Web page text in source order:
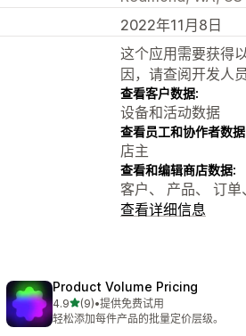
2022年11月8日
这个应用需要获得
因，请查阅开发人
查看客户数据:
设备和活动数据
查看员工和协作者数
店主
查看和编辑商店数据:
客户、 产品、 订
查看详细信息
Product Volume Pricing
4.9星（满分 5 星）
(9)
总共 9 条评论
•提供免费试用
轻松添加每件产品的批量定价层级。